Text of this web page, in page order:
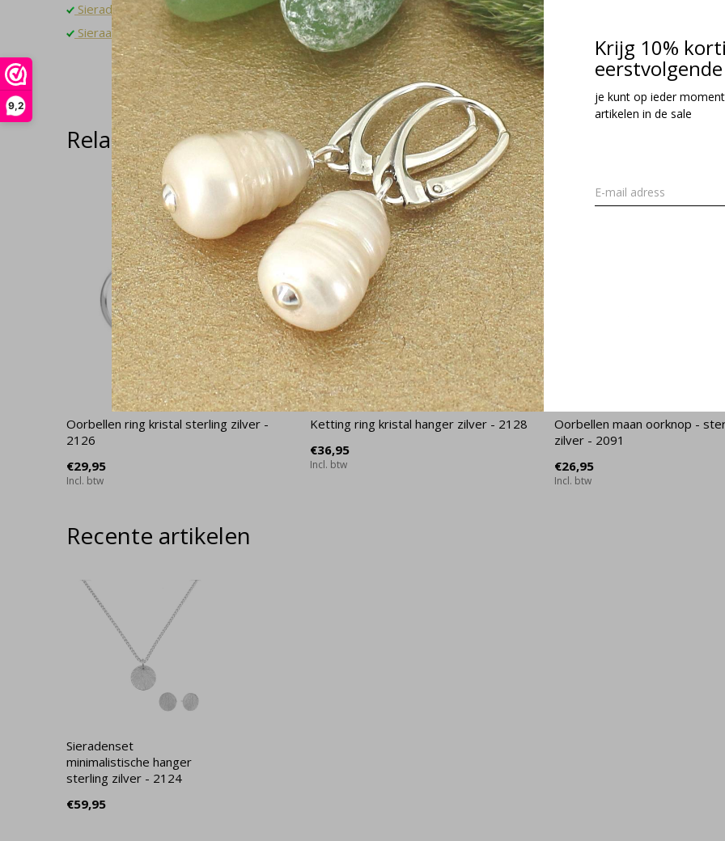
9,2
Krijg 10%
je kunt op ieder
artikelen in de sale
Sieradendoosje en gratis cadeauverpakking
Sieraad op maat laten maken? Neem contact op!
Related articles
Oorbellen ring kristal sterling zilver -
2126
€29,95
Incl. btw
Ketting ring kristal hanger zilver - 2128
€36,95
Incl. btw
Oorbellen maan oorknop -
zilver - 2091
€26,95
Incl. btw
Recente artikelen
Sieradenset
minimalistische hanger
sterling zilver - 2124
€59,95